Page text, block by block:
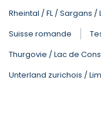
Rheintal / FL / Sargans /
Suisse romande
Thurgovie / Lac de
Unterland zurichois /